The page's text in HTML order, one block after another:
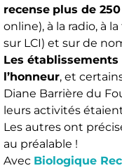
recense plus de
online), à ​​la radio, à
sur LCI) et sur de
Les
l’honneur, et
Diane Barrière du
leurs activités
Les autres ont
au préalable !
Avec Biologique